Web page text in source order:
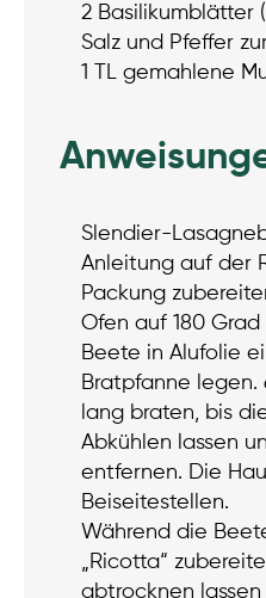
2 Basilikumblätter
Salz und Pfeffer
1 TL gemahlene
Slendier-
Anleitung auf der
Packung
Ofen auf 180
Beete in Alufolie
Bratpfanne legen.
lang braten, bis
Abkühlen lassen
entfernen. Die
Beiseitestellen.
Während die
„Ricotta“
abtrocknen